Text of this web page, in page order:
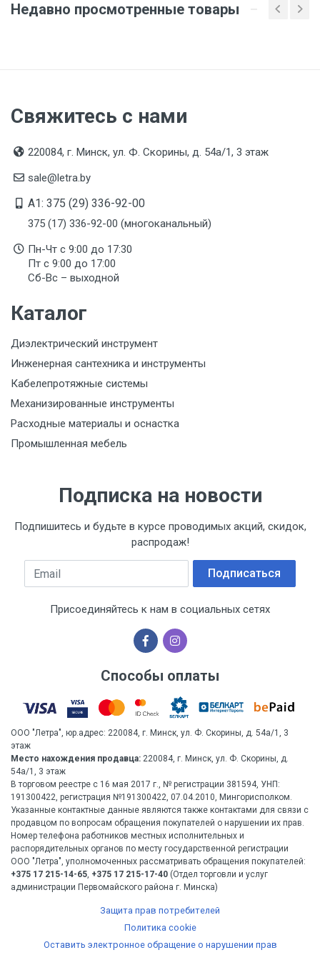
Вес
Производитель и место нахождения
Страна производства
КИТАЙ
Гарантийный срок
1 год
Срок службы
Указан на упаковке / в паспорте товара
Указана на упаковке / в паспорте товара
Срок годности
Указан на упаковке / в паспорте товара
Подтверждение соответствия
регламентов ТР ТС (ЕАЭС). Сведения о номере
сертификата/декларации соответствия содержатся
Организация импортер
54а/1, офис 34
Недавно просмотренные товары
Свяжитесь с нами
220084, г. Минск, ул. Ф. Скорины, д. 54а/1, 3 этаж
sale@letra.by
A1: 375 (29) 336-92-00
375 (17) 336-92-00 (многоканальный)
Пн-Чт с 9:00 до 17:30
Пт с 9:00 до 17:00
Сб-Вс – выходной
Каталог
Диэлектрический инструмент
Инженерная сантехника и инструменты
Кабелепротяжные системы
Механизированные инструменты
Расходные материалы и оснастка
Промышленная мебель
Подписка на новости
Подпишитесь и будьте в курсе проводимых акций, скидок,
распродаж!
Email Подписаться
Присоединяйтесь к нам в социальных сетях
Способы оплаты
ООО "Летра", юр.адрес: 220084, г. Минск, ул. Ф. Скорины, д. 54а/1, 3
этаж
Место нахождения продавца: 220084, г. Минск, ул. Ф. Скорины, д.
54а/1, 3 этаж
В торговом реестре с 16 мая 2017 г., № регистрации 381594, УНП:
191300422, регистрация №191300422, 07.04.2010, Мингорисполком.
Указанные контактные данные являются также контактами для связи с
продавцом по вопросам обращения покупателей о нарушении их прав.
Номер телефона работников местных исполнительных и
распорядительных органов по месту государственной регистрации
ООО "Летра", уполномоченных рассматривать обращения покупателей:
+375 17 215-14-65 +375 17 215-17-40 (Отдел торговли и услуг
администрации Первомайского района г. Минска)
Защита прав потребителей
Политика cookie
Оставить электронное обращение о нарушении прав